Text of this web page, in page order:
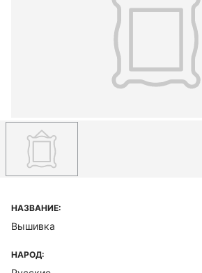
НАЗВАНИЕ:
Вышивка
НАРОД: